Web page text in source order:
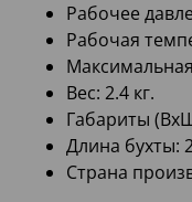
Рабочее
Рабочая
Вес: 2.4 кг.
Габариты
Длина бухты:
Страна